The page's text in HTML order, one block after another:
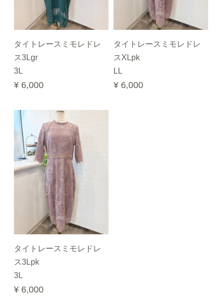
タイトレースミモレドレ
ス3Lgr
3L
¥ 6,000
タイトレースミモレドレ
スXLpk
LL
¥ 6,000
タイトレースミモレドレ
ス3Lpk
3L
¥ 6,000